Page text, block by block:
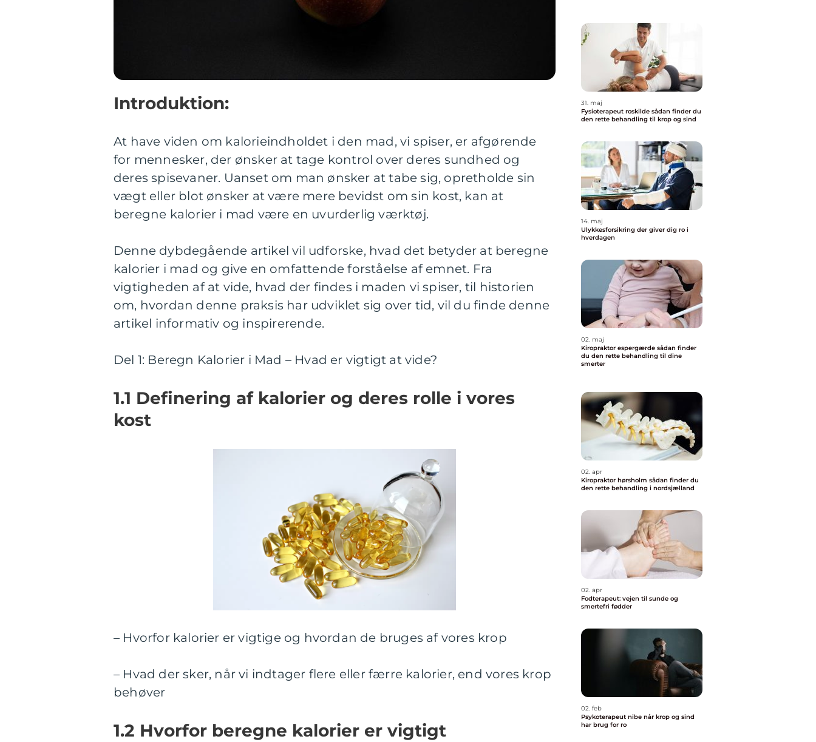
Introduktion:
At have viden om kalorieindholdet i den mad, vi spiser, er afgørende
for mennesker, der ønsker at tage kontrol over deres sundhed og
deres spisevaner. Uanset om man ønsker at tabe sig, opretholde sin
vægt eller blot ønsker at være mere bevidst om sin kost, kan at
beregne kalorier i mad være en uvurderlig værktøj.
Denne dybdegående artikel vil udforske, hvad det betyder at beregne
kalorier i mad og give en omfattende forståelse af emnet. Fra
vigtigheden af at vide, hvad der findes i maden vi spiser, til historien
om, hvordan denne praksis har udviklet sig over tid, vil du finde denne
artikel informativ og inspirerende.
Del 1: Beregn Kalorier i Mad – Hvad er vigtigt at vide?
1.1 Definering af kalorier og deres rolle i vores
kost
– Hvorfor kalorier er vigtige og hvordan de bruges af vores krop
– Hvad der sker, når vi indtager flere eller færre kalorier, end vores krop
behøver
1.2 Hvorfor beregne kalorier er vigtigt
31. maj
Fysioterapeut roskilde sådan finder du
den rette behandling til krop og sind
14. maj
Ulykkesforsikring der giver dig ro i
hverdagen
02. maj
Kiropraktor espergærde sådan finder
du den rette behandling til dine
smerter
02. apr
Kiropraktor hørsholm sådan finder du
den rette behandling i nordsjælland
02. apr
Fodterapeut: vejen til sunde og
smertefri fødder
02. feb
Psykoterapeut nibe når krop og sind
har brug for ro